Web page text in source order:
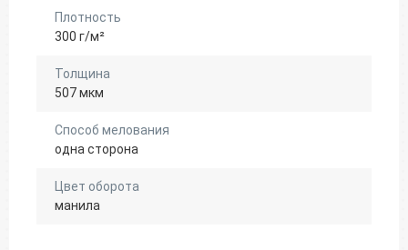
Плотность
300 г/м²
Толщина
507 мкм
Способ мелования
одна сторона
Цвет оборота
манила